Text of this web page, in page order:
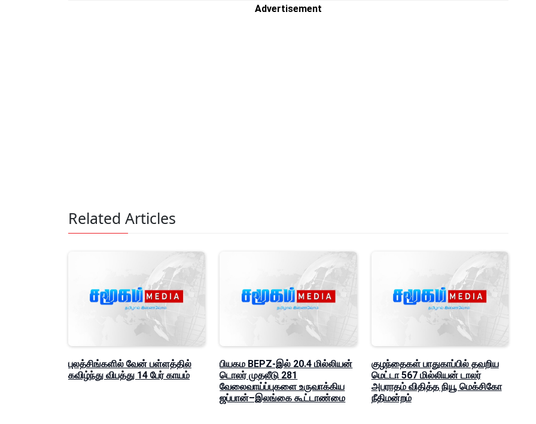
Advertisement
Related Articles
புலத்சிங்களில் வேன் பள்ளத்தில்
கவிழ்ந்து விபத்து 14 பேர் காயம்
பியகம BEPZ-இல் 20.4 மில்லியன்
டொலர் முதலீடு 281
வேலைவாய்ப்புகளை உருவாக்கிய
ஜப்பான்–இலங்கை கூட்டாண்மை
குழந்தைகள் பாதுகாப்பில் தவறிய
மெட்டா 567 மில்லியன் டாலர்
அபராதம் விதித்த நியூ மெக்சிகோ
நீதிமன்றம்